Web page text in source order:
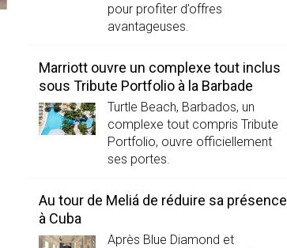
pour profiter d’offres
avantageuses.
Marriott ouvre un complexe tout inclus
sous Tribute Portfolio à la Barbade
Turtle Beach, Barbados, un
complexe tout compris Tribute
Portfolio, ouvre officiellement
ses portes.
Au tour de Meliá de réduire sa présence
à Cuba
Après Blue Diamond et